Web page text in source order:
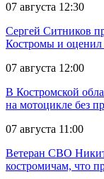
07 августа 12:30
Сергей Ситников
Костромы и
07 августа 12:00
В Костромской
на мотоцикле без
07 августа 11:00
Ветеран СВО
костромичам, что